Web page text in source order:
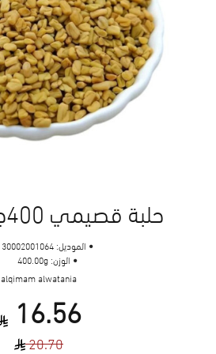
حلبة قصيمي 400جم طبيعية
20.70
16.56
الموديل: 30002001064
الوزن: 400.00g
alqimam alwatania